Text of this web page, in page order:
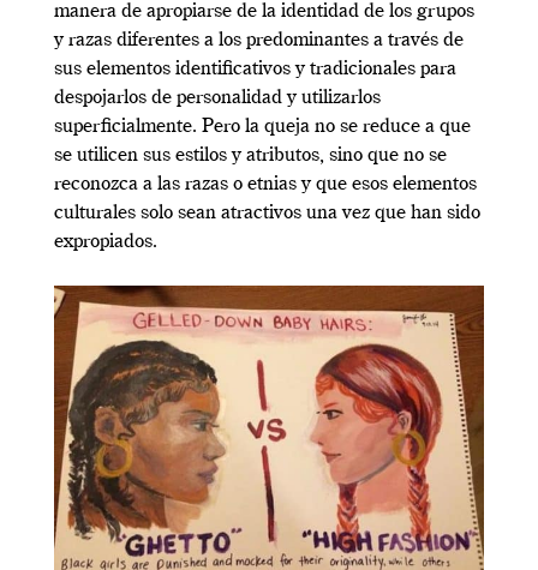
manera de apropiarse de la identidad de los grupos
y razas diferentes a los predominantes a través de
sus elementos identificativos y tradicionales para
despojarlos de personalidad y utilizarlos
superficialmente. Pero la queja no se reduce a que
se utilicen sus estilos y atributos, sino que no se
reconozca a las razas o etnias y que esos elementos
culturales solo sean atractivos una vez que han sido
expropiados.